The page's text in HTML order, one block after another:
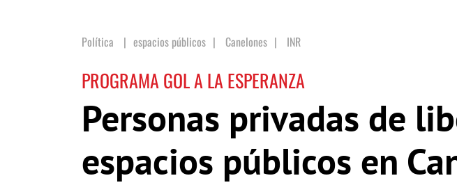
Política espacios públicos | Canelones | INR
PROGRAMA GOL A LA ESPERANZA
Personas privadas de
espacios públicos en